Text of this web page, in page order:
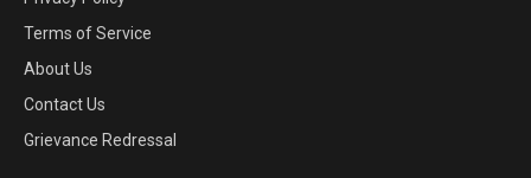
Terms of Service
About Us
Contact Us
Grievance Redressal